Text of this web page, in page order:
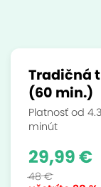
Tradičná
(60 min.)
Platnosť od
minút
29,99 €
48 €